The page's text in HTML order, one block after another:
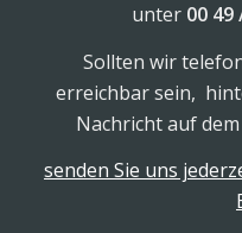
unter 00 49
Sollten wir
erreichbar sein,
Nachricht auf
senden Sie uns